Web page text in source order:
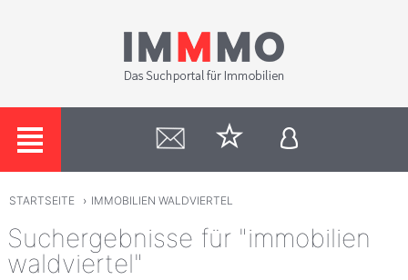
STARTSEITE › IMMOBILIEN WALDVIERTEL
Suchergebnisse für "immobilien
waldviertel"